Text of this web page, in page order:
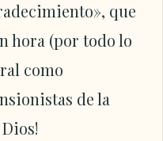
que
hora (por todo lo
como
de la